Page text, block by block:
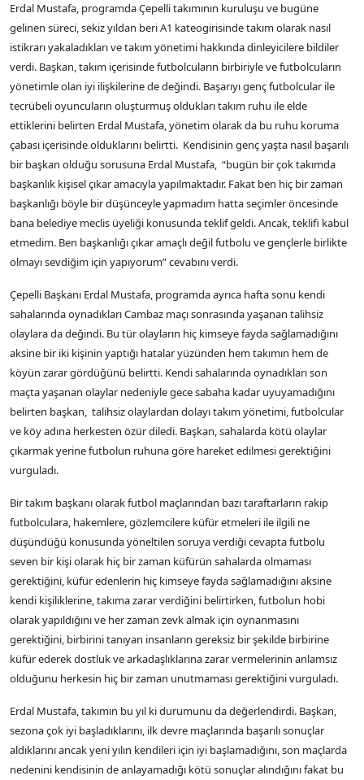
Erdal Mustafa, programda Çepelli takımının kuruluşu ve bugüne
gelinen süreci, sekiz yıldan beri A1 kateogirisinde takım olarak nasıl
istikrarı yakaladıkları ve takım yönetimi hakkında dinleyicilere bildiler
verdi. Başkan, takım içerisinde futbolcuların birbiriyle ve futbolcuların
yönetimle olan iyi ilişkilerine de değindi. Başarıyı genç futbolcular ile
tecrübeli oyuncuların oluşturmuş oldukları takım ruhu ile elde
ettiklerini belirten Erdal Mustafa, yönetim olarak da bu ruhu koruma
çabası içerisinde olduklarını belirtti. Kendisinin genç yaşta nasıl başarılı
bir başkan olduğu sorusuna Erdal Mustafa, “bugün bir çok takımda
başkanlık kişisel çıkar amacıyla yapılmaktadır. Fakat ben hiç bir zaman
başkanlığı böyle bir düşünceyle yapmadım hatta seçimler öncesinde
bana belediye meclis üyeliği konusunda teklif geldi. Ancak, teklifi kabul
etmedim. Ben başkanlığı çıkar amaçlı değil futbolu ve gençlerle birlikte
olmayı sevdiğim için yapıyorum” cevabını verdi.
Çepelli Başkanı Erdal Mustafa, programda ayrıca hafta sonu kendi
sahalarında oynadıkları Cambaz maçı sonrasında yaşanan talihsiz
olaylara da değindi. Bu tür olayların hiç kimseye fayda sağlamadığını
aksine bir iki kişinin yaptığı hatalar yüzünden hem takımın hem de
köyün zarar gördüğünü belirtti. Kendi sahalarında oynadıkları son
maçta yaşanan olaylar nedeniyle gece sabaha kadar uyuyamadığını
belirten başkan, talihsiz olaylardan dolayı takım yönetimi, futbolcular
ve köy adına herkesten özür diledi. Başkan, sahalarda kötü olaylar
çıkarmak yerine futbolun ruhuna göre hareket edilmesi gerektiğini
vurguladı.
Bir takım başkanı olarak futbol maçlarından bazı taraftarların rakip
futbolculara, hakemlere, gözlemcilere küfür etmeleri ile ilgili ne
düşündüğü konusunda yöneltilen soruya verdiği cevapta futbolu
seven bir kişi olarak hiç bir zaman küfürün sahalarda olmaması
gerektiğini, küfür edenlerin hiç kimseye fayda sağlamadığını aksine
kendi kişiliklerine, takıma zarar verdiğini belirtirken, futbolun hobi
olarak yapıldığını ve her zaman zevk almak için oynanmasını
gerektiğini, birbirini tanıyan insanların gereksiz bir şekilde birbirine
küfür ederek dostluk ve arkadaşlıklarına zarar vermelerinin anlamsız
olduğunu herkesin hiç bir zaman unutmaması gerektiğini vurguladı.
Erdal Mustafa, takımın bu yıl ki durumunu da değerlendirdi. Başkan,
sezona çok iyi başladıklarını, ilk devre maçlarında başarılı sonuçlar
aldıklarını ancak yeni yılın kendileri için iyi başlamadığını, son maçlarda
nedenini kendisinin de anlayamadığı kötü sonuçlar alındığını fakat bu